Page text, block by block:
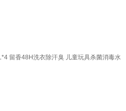
留香48H洗衣除汗臭 儿童玩具杀菌消毒水